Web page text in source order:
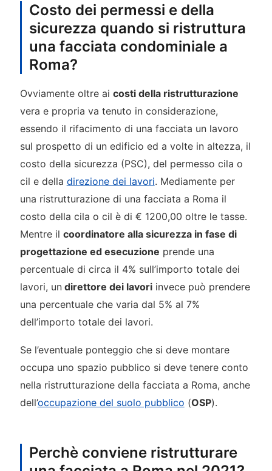
Costo dei permessi e della
sicurezza quando si ristruttura
una facciata condominiale a
Roma?
Ovviamente oltre ai costi della ristrutturazione
vera e propria va tenuto in considerazione,
essendo il rifacimento di una facciata un lavoro
sul prospetto di un edificio ed a volte in altezza, il
costo della sicurezza (PSC), del permesso cila o
cil e della direzione dei lavori. Mediamente per
una ristrutturazione di una facciata a Roma il
costo della cila o cil è di € 1200,00 oltre le tasse.
Mentre il coordinatore alla sicurezza in fase di
progettazione ed esecuzione prende una
percentuale di circa il 4% sull’importo totale dei
lavori, undirettore dei lavoriinvece può prendere
una percentuale che varia dal 5% al 7%
dell’importo totale dei lavori.
Se l’eventuale ponteggio che si deve montare
occupa uno spazio pubblico si deve tenere conto
nella ristrutturazione della facciata a Roma, anche
dell’occupazione del suolo pubblico (OSP).
Perchè conviene ristrutturare